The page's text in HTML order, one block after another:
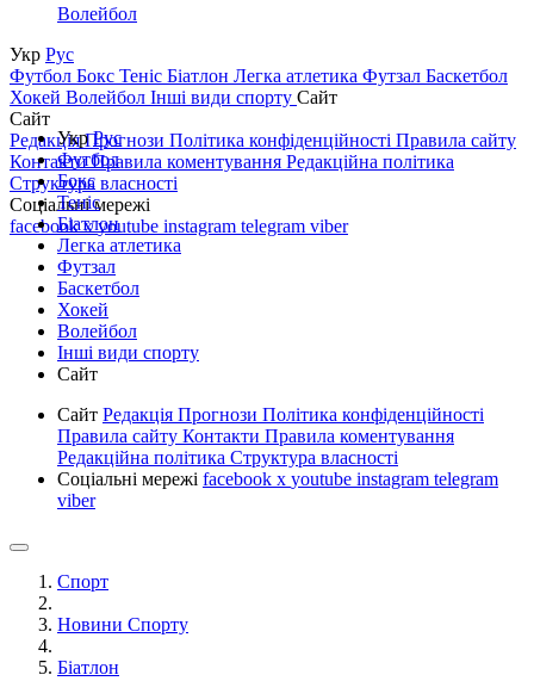
Волейбол
Укр Рус
Футбол Бокс Теніс Біатлон Легка атлетика Футзал Баскетбол
Хокей Волейбол Інші види спорту Сайт
Сайт
РедакціяПрогнози Політика конфіденційності Правила сайту
КонтактиПравила коментування Редакційна політика
Структура власності
Соціальні мережі
facebookxyoutube instagram telegram viber
УкрРус
Футбол
Бокс
Теніс
Біатлон
Легка атлетика
Футзал
Баскетбол
Хокей
Волейбол
Інші види спорту
Сайт
Сайт Редакція Прогнози Політика конфіденційності
Правила сайту Контакти Правила коментування
Редакційна політика Структура власності
Соціальні мережі facebook x youtube instagram telegram
viber
Спорт
Новини Спорту
Біатлон